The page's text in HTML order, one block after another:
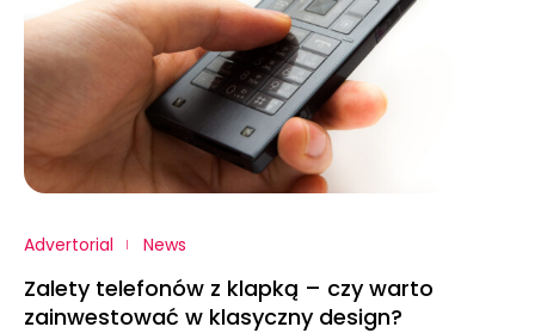
Advertorial News
Zalety telefonów z klapką – czy warto
zainwestować w klasyczny design?